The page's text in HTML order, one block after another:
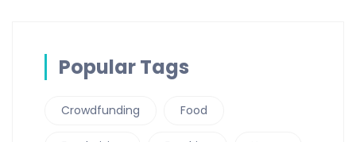
Popular Tags
Crowdfunding Food